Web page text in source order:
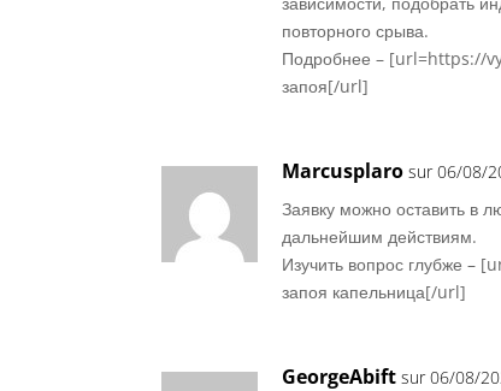
повторного срыва.
Подробнее – [url=https://
запоя[/url]
Marcusplaro sur 06/08/
Заявку можно оставить в
дальнейшим действиям.
Изучить вопрос глубже
запоя капельница[/url]
GeorgeAbift sur 06/08/